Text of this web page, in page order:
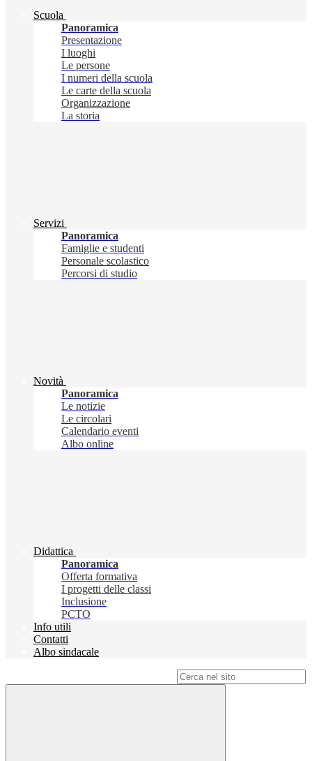
Scuola
Panoramica
Presentazione
I luoghi
Le persone
I numeri della scuola
Le carte della scuola
Organizzazione
La storia
Servizi
Panoramica
Famiglie e studenti
Personale scolastico
Percorsi di studio
Novità
Panoramica
Le notizie
Le circolari
Calendario eventi
Albo online
Didattica
Panoramica
Offerta formativa
I progetti delle classi
Inclusione
PCTO
Info utili
Contatti
Albo sindacale